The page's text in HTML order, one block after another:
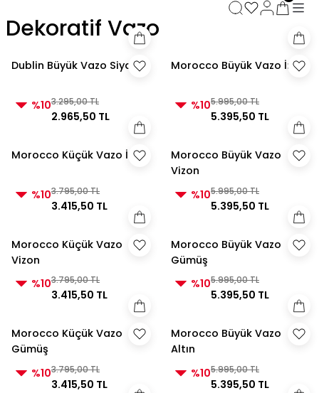
3000 TL ve Üzeri Alışverişlerde Kargo Bedava! 2
3000 TL ve Üzeri Alışverişlerde Kargo Bedava!
3000 TL ve Üzeri Alışverişlerde Kargo Bedava!
Dekoratif Vazo
Dublin Büyük Vazo Siyah
%103.295,00 TL
2.965,50 TL
Morocco Büyük Vazo İnci
%105.995,00 TL
5.395,50 TL
Morocco Küçük Vazo İnci
%103.795,00 TL
3.415,50 TL
Morocco Büyük Vazo
Vizon
%105.995,00 TL
5.395,50 TL
Morocco Küçük Vazo
Vizon
%103.795,00 TL
3.415,50 TL
Morocco Büyük Vazo
Gümüş
%105.995,00 TL
5.395,50 TL
Morocco Küçük Vazo
Gümüş
%103.795,00 TL
3.415,50 TL
Morocco Büyük Vazo
Altın
%105.995,00 TL
5.395,50 TL